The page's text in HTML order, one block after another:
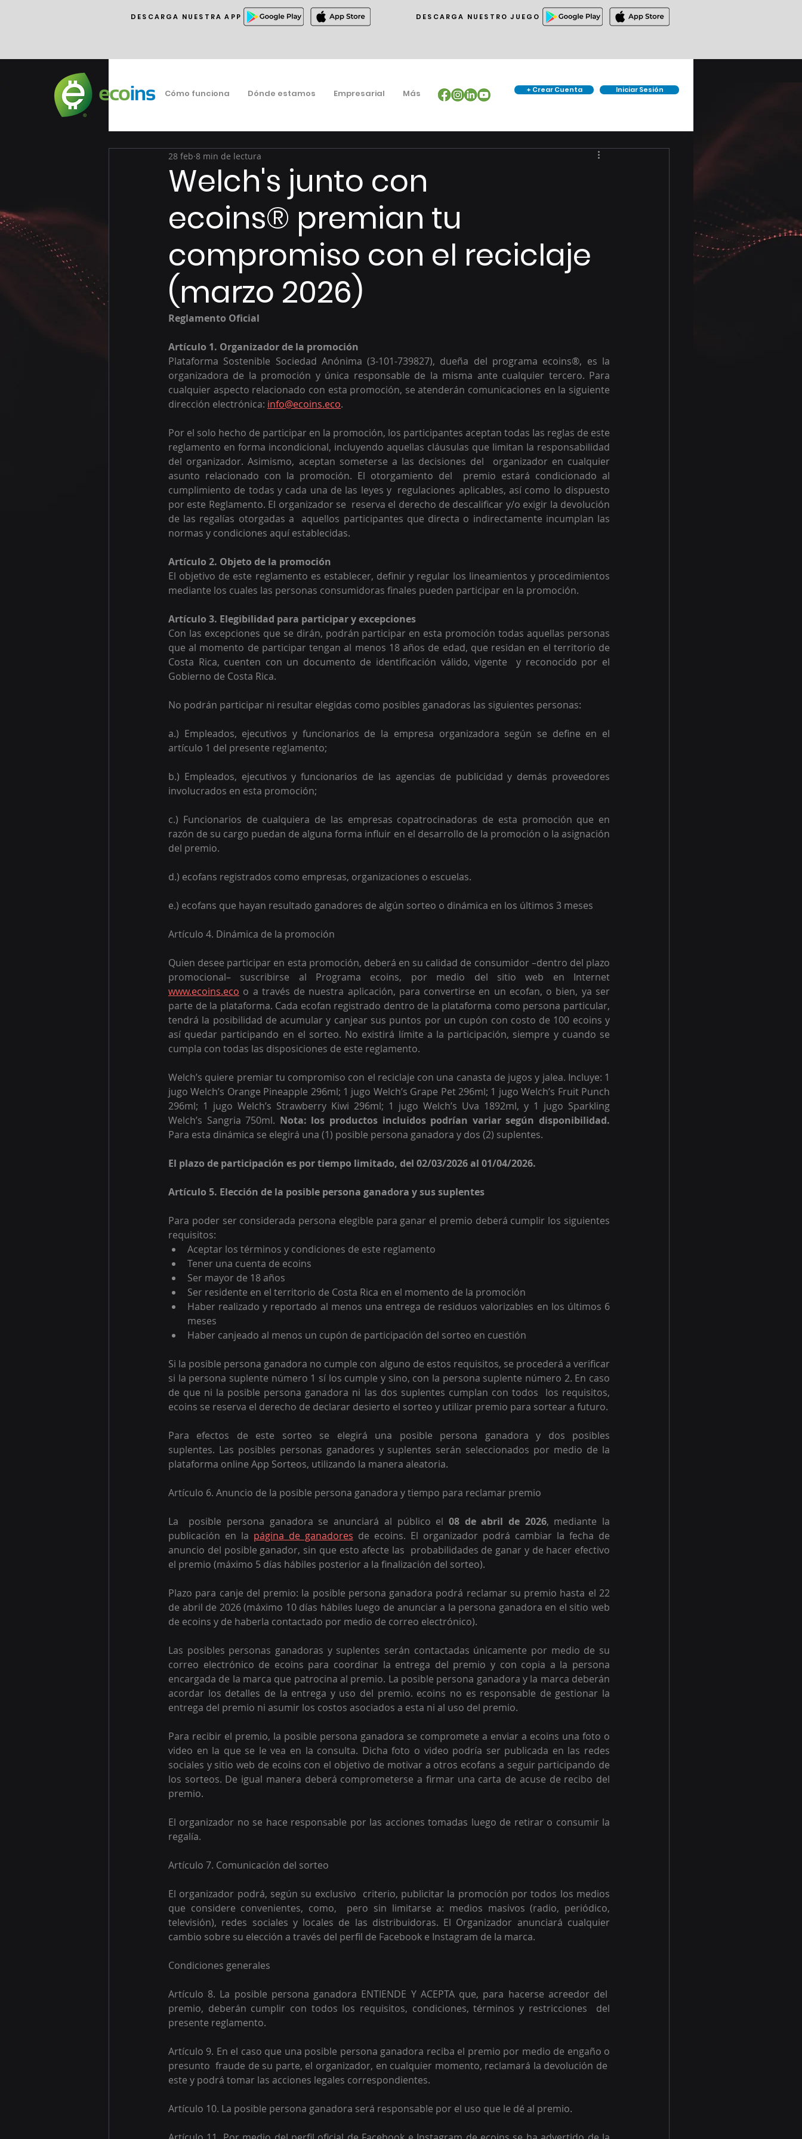
DESCARGA NUESTRA APP DESCARGA NUESTRO JUEGO
+ Crear Cuenta Iniciar Sesión
Cómo funciona Dónde estamos Empresarial Más
Welch's junto con
ecoins® premian tu
compromiso con el reciclaje
(marzo 2026)
28 feb 8 min de lectura
Reglamento Oficial
Artículo 1. Organizador de la promoción
Plataforma Sostenible Sociedad Anónima (3-101-739827), dueña del programa ecoins®, es la
organizadora de la promoción y única responsable de la misma ante cualquier tercero. Para
cualquier aspecto relacionado con esta promoción, se atenderán comunicaciones en la siguiente
dirección electrónica: info@ecoins.eco.
Por el solo hecho de participar en la promoción, los participantes aceptan todas las reglas de este
reglamento en forma incondicional, incluyendo aquellas cláusulas que limitan la responsabilidad
del organizador. Asimismo, aceptan someterse a las decisiones del  organizador en cualquier
asunto relacionado con la promoción. El otorgamiento del  premio estará condicionado al
cumplimiento de todas y cada una de las leyes y  regulaciones aplicables, así como lo dispuesto
por este Reglamento. El organizador se  reserva el derecho de descalificar y/o exigir la devolución
de las regalías otorgadas a  aquellos participantes que directa o indirectamente incumplan las
normas y condiciones aquí establecidas.
Artículo 2. Objeto de la promoción
El objetivo de este reglamento es establecer, definir y regular los lineamientos y procedimientos
mediante los cuales las personas consumidoras finales pueden participar en la promoción.
Artículo 3. Elegibilidad para participar y excepciones
Con las excepciones que se dirán, podrán participar en esta promoción todas aquellas personas
que al momento de participar tengan al menos 18 años de edad, que residan en el territorio de
Costa Rica, cuenten con un documento de identificación válido, vigente  y reconocido por el
Gobierno de Costa Rica.
No podrán participar ni resultar elegidas como posibles ganadoras las siguientes personas:
a.) Empleados, ejecutivos y funcionarios de la empresa organizadora según se define en el
artículo 1 del presente reglamento;
b.) Empleados, ejecutivos y funcionarios de las agencias de publicidad y demás proveedores
involucrados en esta promoción;
c.) Funcionarios de cualquiera de las empresas copatrocinadoras de esta promoción que en
razón de su cargo puedan de alguna forma influir en el desarrollo de la promoción o la asignación
del premio.
d.) ecofans registrados como empresas, organizaciones o escuelas.
e.) ecofans que hayan resultado ganadores de algún sorteo o dinámica en los últimos 3 meses
Artículo 4. Dinámica de la promoción
Quien desee participar en esta promoción, deberá en su calidad de consumidor –dentro del plazo
www.ecoins.eco o a través de nuestra aplicación, para convertirse en un ecofan, o bien, ya ser
parte de la plataforma. Cada ecofan registrado dentro de la plataforma como persona particular,
tendrá la posibilidad de acumular y canjear sus puntos por un cupón con costo de 100 ecoins y
así quedar participando en el sorteo. No existirá límite a la participación, siempre y cuando se
cumpla con todas las disposiciones de este reglamento.
Welch’s quiere premiar tu compromiso con el reciclaje con una canasta de jugos y jalea. Incluye: 1
jugo Welch’s Orange Pineapple 296ml; 1 jugo Welch’s Grape Pet 296ml; 1 jugo Welch’s Fruit Punch
296ml; 1 jugo Welch’s Strawberry Kiwi 296ml; 1 jugo Welch’s Uva 1892ml, y 1 jugo Sparkling
Welch’s Sangria 750ml.
Para esta dinámica se elegirá una (1) posible persona ganadora y dos (2) suplentes.
El plazo de participación es por tiempo limitado, del 02/03/2026 al 01/04/2026.
Artículo 5. Elección de la posible persona ganadora y sus suplentes
Para poder ser considerada persona elegible para ganar el premio deberá cumplir los siguientes
requisitos:
Aceptar los términos y condiciones de este reglamento
Tener una cuenta de ecoins
Ser mayor de 18 años
Ser residente en el territorio de Costa Rica en el momento de la promoción
Haber realizado y reportado al menos una entrega de residuos valorizables en los últimos 6
meses
Haber canjeado al menos un cupón de participación del sorteo en cuestión
Si la posible persona ganadora no cumple con alguno de estos requisitos, se procederá a verificar
si la persona suplente número 1 sí los cumple y sino, con la persona suplente número 2. En caso
de que ni la posible persona ganadora ni las dos suplentes cumplan con todos  los requisitos,
ecoins se reserva el derecho de declarar desierto el sorteo y utilizar premio para sortear a futuro.
Para efectos de este sorteo se elegirá una posible persona ganadora y dos posibles
suplentes. Las posibles personas ganadores y suplentes serán seleccionados por medio de la
plataforma online App Sorteos, utilizando la manera aleatoria.
Artículo 6. Anuncio de la posible persona ganadora y tiempo para reclamar premio
La  posible persona ganadora se anunciará al público el 08 de abril de 2026, mediante la
publicación en la página de ganadores de ecoins. El organizador podrá cambiar la fecha de
anuncio del posible ganador, sin que esto afecte las  probabilidades de ganar y de hacer efectivo
el premio (máximo 5 días hábiles posterior a la finalización del sorteo).
Plazo para canje del premio: la posible persona ganadora podrá reclamar su premio hasta el 22
de abril de 2026 (máximo 10 días hábiles luego de anunciar a la persona ganadora en el sitio web
de ecoins y de haberla contactado por medio de correo electrónico).
Las posibles personas ganadoras y suplentes serán contactadas únicamente por medio de su
correo electrónico de ecoins para coordinar la entrega del premio y con copia a la persona
encargada de la marca que patrocina al premio. La posible persona ganadora y la marca deberán
acordar los detalles de la entrega y uso del premio. ecoins no es responsable de gestionar la
entrega del premio ni asumir los costos asociados a esta ni al uso del premio.
Para recibir el premio, la posible persona ganadora se compromete a enviar a ecoins una foto o
video en la que se le vea en la consulta. Dicha foto o video podría ser publicada en las redes
sociales y sitio web de ecoins con el objetivo de motivar a otros ecofans a seguir participando de
los sorteos. De igual manera deberá comprometerse a firmar una carta de acuse de recibo del
premio.
El organizador no se hace responsable por las acciones tomadas luego de retirar o consumir la
regalía.
Artículo 7. Comunicación del sorteo
El organizador podrá, según su exclusivo  criterio, publicitar la promoción por todos los medios
que considere convenientes, como,  pero sin limitarse a: medios masivos (radio, periódico,
televisión), redes sociales y locales de las distribuidoras. El Organizador anunciará cualquier
cambio sobre su elección a través del perfil de Facebook e Instagram de la marca.
Condiciones generales
Artículo 8. La posible persona ganadora ENTIENDE Y ACEPTA que, para hacerse acreedor del
premio, deberán cumplir con todos los requisitos, condiciones, términos y restricciones  del
presente reglamento.
Artículo 9. En el caso que una posible persona ganadora reciba el premio por medio de engaño o
presunto  fraude de su parte, el organizador, en cualquier momento, reclamará la devolución de
este y podrá tomar las acciones legales correspondientes.
Artículo 10. La posible persona ganadora será responsable por el uso que le dé al premio.